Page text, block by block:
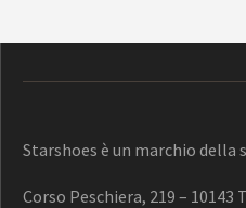
Starshoes è un marchio della
Corso Peschiera, 219 – 10143